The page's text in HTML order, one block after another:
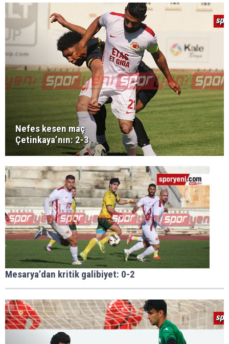
Nefes kesen maç
Çetinkaya’nın: 2-3
Mesarya’dan kritik galibiyet: 0-2